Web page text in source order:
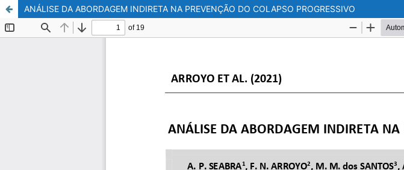
ANÁLISE DA ABORDAGEM INDIRETA NA PREVENÇÃO DO COLAPSO PROGRESSIVO